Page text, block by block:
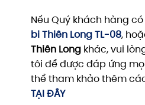
Nếu Quý khách hàng
bi Thiên Long TL-08,
Thiên Longkhác, vui
tôi để được đáp ứng
thể tham khảo thêm
TẠI ĐÂY